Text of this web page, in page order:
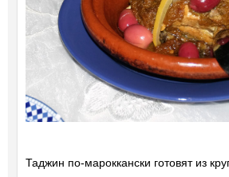
Таджин по-мароккански готовят из